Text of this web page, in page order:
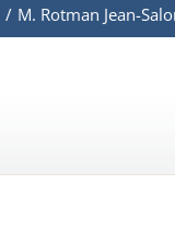
/ M. Rotman Jean-